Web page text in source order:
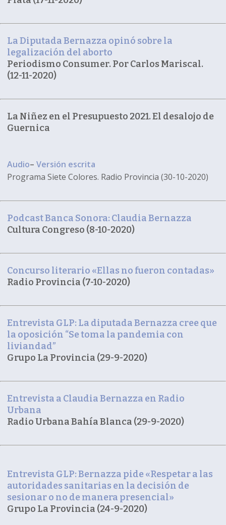
La Diputada Bernazza opinó sobre la
legalización del aborto
Periodismo Consumer. Por Carlos Mariscal.
(12-11-2020)
La Niñez en el Presupuesto 2021. El desalojo de
Guernica
Audio– Versión escrita
Programa Siete Colores. Radio Provincia (30-10-2020)
Podcast Banca Sonora: Claudia Bernazza
Cultura Congreso (8-10-2020)
Concurso literario «Ellas no fueron contadas»
Radio Provincia (7-10-2020)
Entrevista GLP: La diputada Bernazza cree que
la oposición “Se toma la pandemia con
liviandad”
Grupo La Provincia (29-9-2020)
Entrevista a Claudia Bernazza en Radio
Urbana
Radio Urbana Bahía Blanca (29-9-2020)
Entrevista GLP: Bernazza pide «Respetar a las
autoridades sanitarias en la decisión de
sesionar o no de manera presencial»
Grupo La Provincia (24-9-2020)